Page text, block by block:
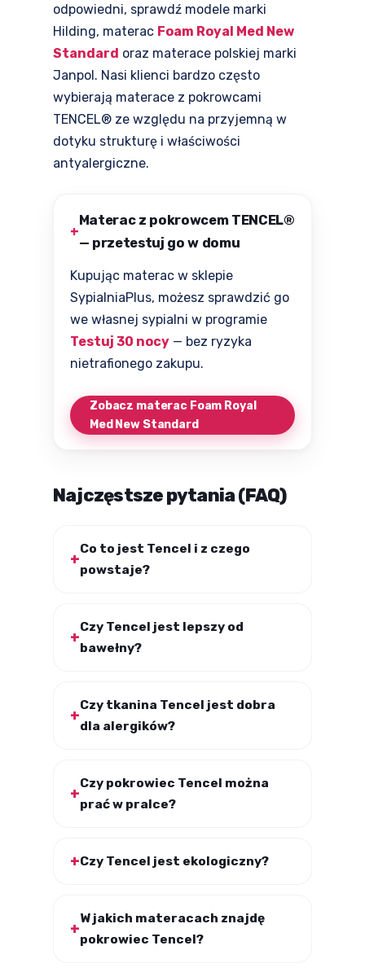
odpowiedni, sprawdź modele marki
Hilding, materac Foam Royal Med New
Standard oraz materace polskiej marki
Janpol. Nasi klienci bardzo często
wybierają materace z pokrowcami
TENCEL® ze względu na przyjemną w
dotyku strukturę i właściwości
antyalergiczne.
Materac z pokrowcem TENCEL®
— przetestuj go w domu
Kupując materac w sklepie
SypialniaPlus, możesz sprawdzić go
we własnej sypialni w programie
Testuj 30 nocy — bez ryzyka
nietrafionego zakupu.
Zobacz materac Foam Royal
Med New Standard
Najczęstsze pytania (FAQ)
Co to jest Tencel i z czego
powstaje?
Czy Tencel jest lepszy od
bawełny?
Czy tkanina Tencel jest dobra
dla alergików?
Czy pokrowiec Tencel można
prać w pralce?
Czy Tencel jest ekologiczny?
W jakich materacach znajdę
pokrowiec Tencel?